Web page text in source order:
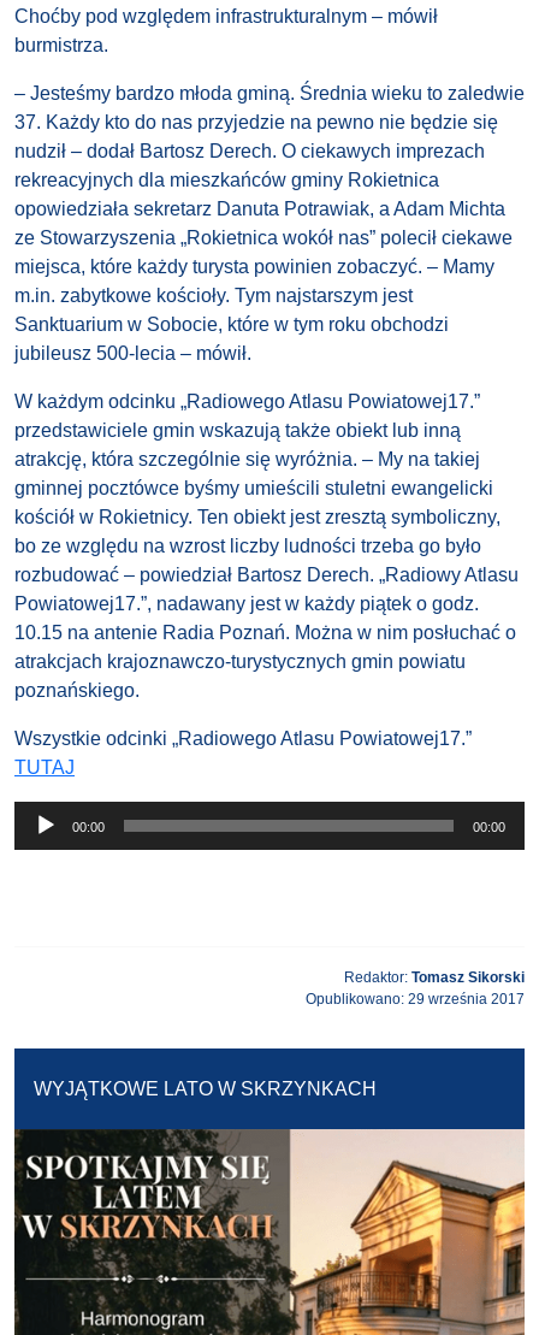
Choćby pod względem infrastrukturalnym – mówił
burmistrza.
– Jesteśmy bardzo młoda gminą. Średnia wieku to zaledwie
37. Każdy kto do nas przyjedzie na pewno nie będzie się
nudził – dodał Bartosz Derech. O ciekawych imprezach
rekreacyjnych dla mieszkańców gminy Rokietnica
opowiedziała sekretarz Danuta Potrawiak, a Adam Michta
ze Stowarzyszenia „Rokietnica wokół nas” polecił ciekawe
miejsca, które każdy turysta powinien zobaczyć. – Mamy
m.in. zabytkowe kościoły. Tym najstarszym jest
Sanktuarium w Sobocie, które w tym roku obchodzi
jubileusz 500-lecia – mówił.
W każdym odcinku „Radiowego Atlasu Powiatowej17.”
przedstawiciele gmin wskazują także obiekt lub inną
atrakcję, która szczególnie się wyróżnia. – My na takiej
gminnej pocztówce byśmy umieścili stuletni ewangelicki
kościół w Rokietnicy. Ten obiekt jest zresztą symboliczny,
bo ze względu na wzrost liczby ludności trzeba go było
rozbudować – powiedział Bartosz Derech. „Radiowy Atlasu
Powiatowej17.”, nadawany jest w każdy piątek o godz.
10.15 na antenie Radia Poznań. Można w nim posłuchać o
atrakcjach krajoznawczo-turystycznych gmin powiatu
poznańskiego.
Wszystkie odcinki „Radiowego Atlasu Powiatowej17.”
TUTAJ
Odtwarzacz
00:00 00:00
Redaktor: Tomasz Sikorski
Opublikowano: 29 września 2017
WYJĄTKOWE LATO W SKRZYNKACH